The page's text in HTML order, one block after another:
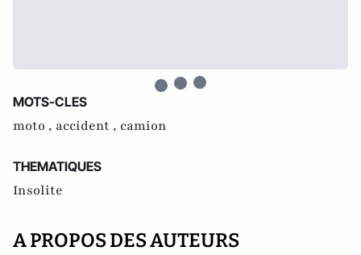
MOTS-CLES
moto , accident , camion
THEMATIQUES
Insolite
A PROPOS DES AUTEURS